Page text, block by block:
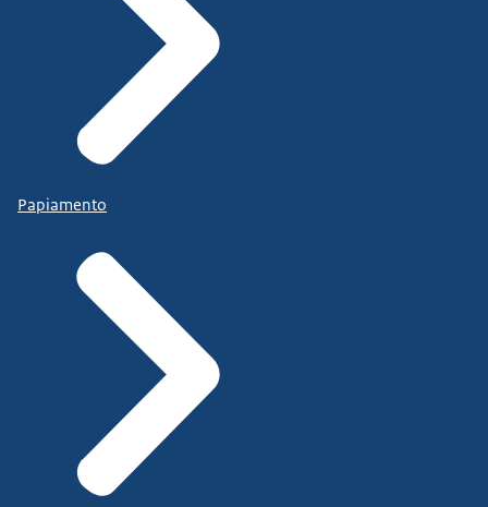
Papiamento